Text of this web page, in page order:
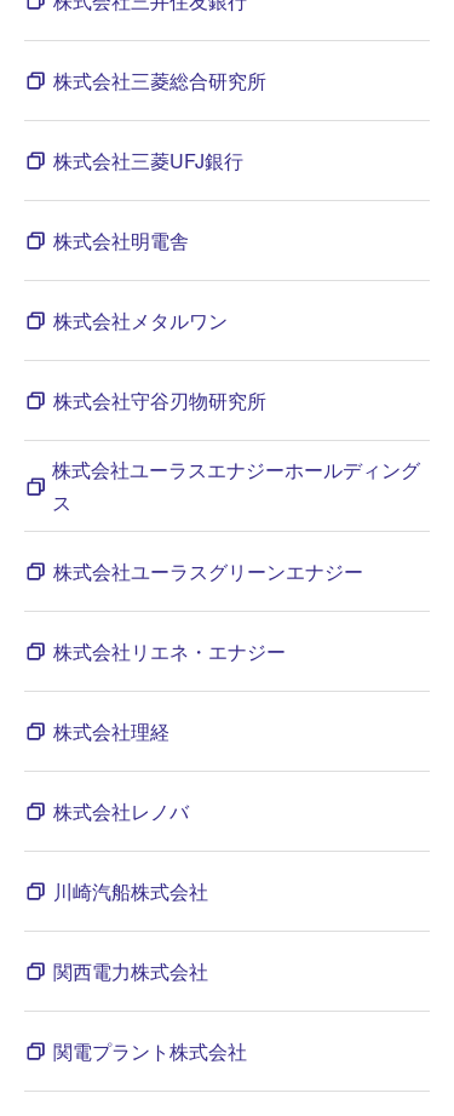
株式会社三菱総合研究所
株式会社三菱UFJ銀行
株式会社明電舎
株式会社メタルワン
株式会社守谷刃物研究所
株式会社ユーラスエナジーホールディング
ス
株式会社ユーラスグリーンエナジー
株式会社リエネ・エナジー
株式会社理経
株式会社レノバ
川崎汽船株式会社
関西電力株式会社
関電プラント株式会社